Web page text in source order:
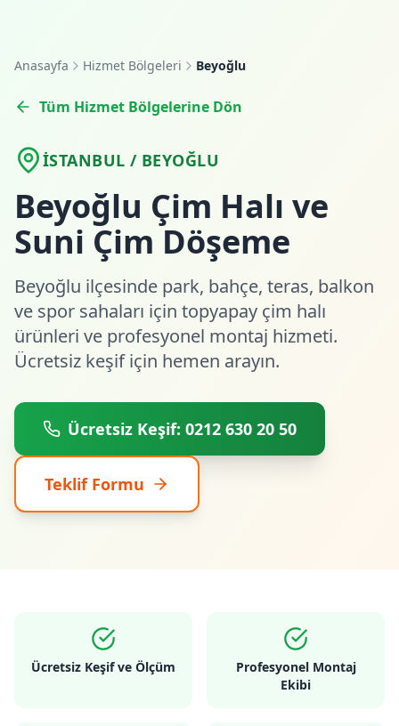
Anasayfa Hizmet Bölgeleri Beyoğlu
Tüm Hizmet Bölgelerine Dön
İSTANBUL / BEYOĞLU
Beyoğlu Çim Halı ve
Suni Çim Döşeme
Beyoğlu ilçesinde park, bahçe, teras, balkon
ve spor sahaları için topyapay çim halı
ürünleri ve profesyonel montaj hizmeti.
Ücretsiz keşif için hemen arayın.
Ücretsiz Keşif: 0212 630 20 50
Teklif Formu
Ücretsiz Keşif ve Ölçüm
Profesyonel Montaj
Ekibi